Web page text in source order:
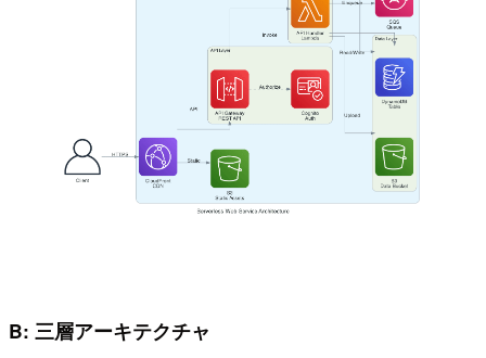
B: 三層アーキテクチャ